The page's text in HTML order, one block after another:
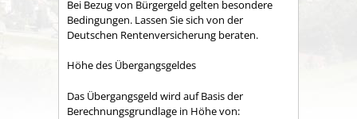
Bei Bezug von Bürgergeld gelten besondere
Bedingungen. Lassen Sie sich von der
Deutschen Rentenversicherung beraten.
Höhe des Übergangsgeldes
Das Übergangsgeld wird auf Basis der
Berechnungsgrundlage in Höhe von: